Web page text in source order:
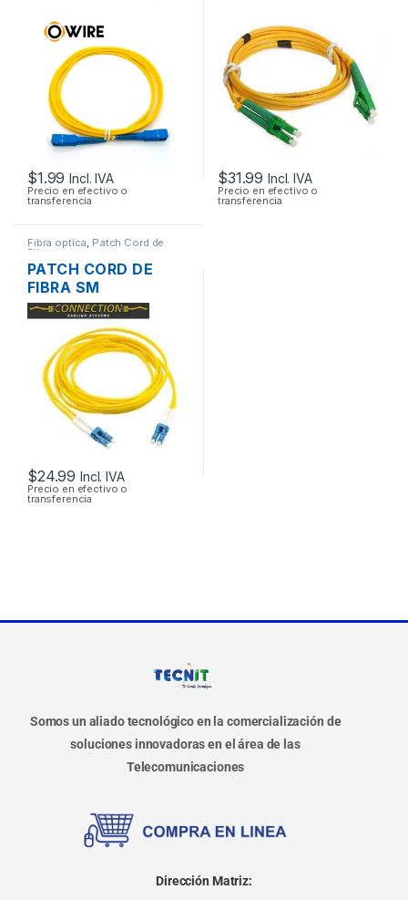
SIMPLEX LSZH
9/12UM 3MTS.
$1.99 Incl. IVA
Precio en efectivo o
transferencia
25MTS.
$31.99 Incl. IVA
Precio en efectivo o
transferencia
Fibra optica, Patch Cord de
Fibra
PATCH CORD DE
FIBRA SM
CONNECTION LC-
UPC A LC-UPC
9/125UM DX 10MTS
$24.99 Incl. IVA
Precio en efectivo o
transferencia
Somos un aliado tecnológico en la comercialización de
soluciones innovadoras en el área de las
Telecomunicaciones
Dirección Matriz: